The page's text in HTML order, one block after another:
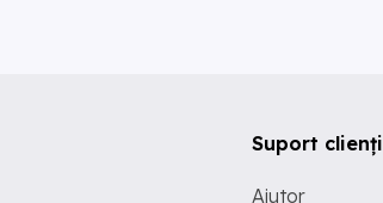
Suport clienți
Ajutor